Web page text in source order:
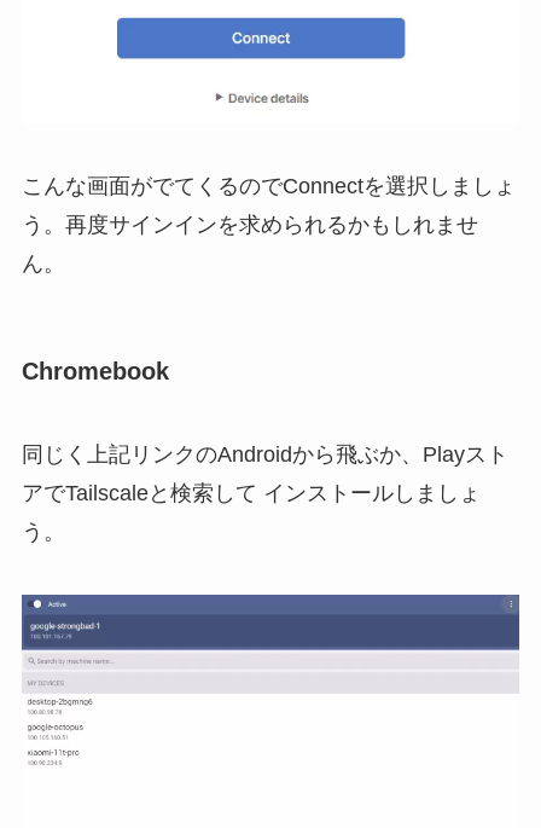
こんな画面がでてくるのでConnectを選択しましょ
う。再度サインインを求められるかもしれませ
ん。
Chromebook
同じく上記リンクのAndroidから飛ぶか、Playスト
アでTailscaleと検索して インストールしましょ
う。